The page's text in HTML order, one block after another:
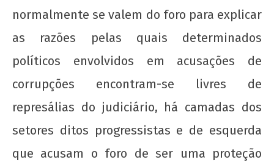
Sobre o foro privilegiado, o populismo penal e
as tarefas da esquerda
9 de
fevereiro
de 2019
wp-
normalmente se valem do foro para explicar
as razões pelas quais determinados
políticos envolvidos em acusações de
corrupções encontram-se livres de
represálias do judiciário, há camadas dos
setores ditos progressistas e de esquerda
que acusam o foro de ser uma proteção